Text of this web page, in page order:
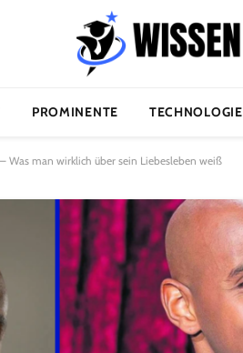
PROMINENTE TECHNOLOGIE
Was man wirklich über sein Liebesleben weiß